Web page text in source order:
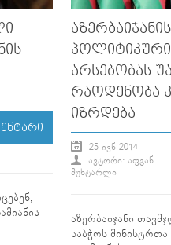
ᲞᲝᲚᲘᲢᲘᲙᲣᲠᲘ
ᲐᲠᲡᲔᲑᲝᲑᲐᲡ
ᲠᲐᲝᲓᲔᲜᲝᲑᲐ
ᲘᲖᲠᲓᲔᲑᲐ
25 ᲘᲕᲜ 2014
ᲐᲕᲢᲝᲠᲘ: ᲐᲤᲒᲐᲜ
ᲛᲣᲮᲢᲐᲠᲚᲘ
აზერბაიჯანი
საბჭოს